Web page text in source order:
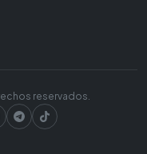
reservados.